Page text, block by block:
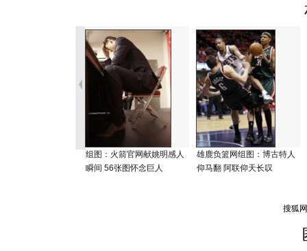
组图：火箭官网献姚明感人
瞬间 56张图怀念巨人
雄鹿负篮网组图：博古特人
仰马翻 阿联仰天长叹